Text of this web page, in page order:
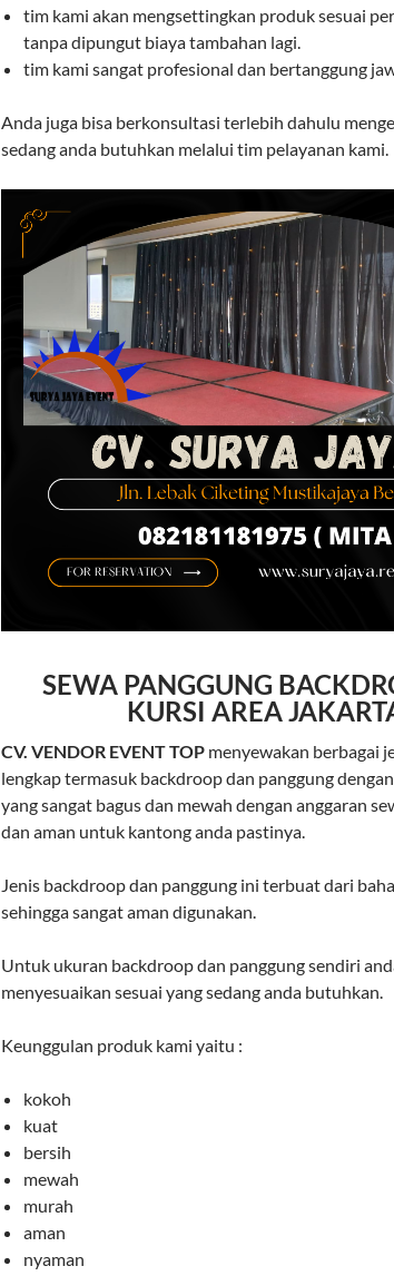
tim kami akan mengsettingkan produk sesuai
tanpa dipungut biaya tambahan lagi.
tim kami sangat profesional dan bertanggung
Anda juga bisa berkonsultasi terlebih dahulu
sedang anda butuhkan melalui tim pelayanan kami.
SEWA PANGGUNG
KURSI AREA
CV. VENDOR EVENT TOP menyewakan berbagai
lengkap termasuk backdroop dan panggung
yang sangat bagus dan mewah dengan anggaran
dan aman untuk kantong anda pastinya.
Jenis backdroop dan panggung ini terbuat dari
sehingga sangat aman digunakan.
Untuk ukuran backdroop dan panggung sendiri
menyesuaikan sesuai yang sedang anda butuhkan.
Keunggulan produk kami yaitu :
kokoh
kuat
bersih
mewah
murah
aman
nyaman